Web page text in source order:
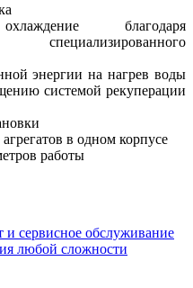
благодаря
энергии на нагрев воды
системой рекуперации
в одном корпусе
работы
сервисное обслуживание
любой сложности